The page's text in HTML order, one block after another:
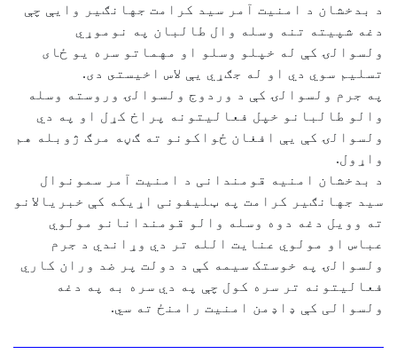
د بدخشان د امنيت آمر سيد کرامت جهانګير وايې چې
دغه شپيته تنه وسله وال طالبان په نوموړي
ولسوالۍ کې له خپلو وسلو او مهماتو سره يو ځاى
تسليم سوي دي او له جګړي يې لاس اخيستى دى.
په جرم ولسوالۍ کې د وردوج ولسوالۍ وروسته وسله
والو طالبانو خپل فعاليتونه پراخ کړل او په دي
ولسوالۍ کې يې افغان ځواکونو ته ګڼه مرګ ژوبله هم
واړول.
د بدخشان امنیه قومندانی د امنیت آمر سمونوال
سید جهانګیر کرامت په ټلیفونی اړیکه کې خبریالانو
ته وویل دغه دوه وسله والو قومندانانو مولوي
عباس او مولوي عنایت الله تر دي وړاندي د جرم
ولسوالۍ په خوستک سیمه کې د دولت پر ضد وران کاري
فعالیتونه تر سره کول چې په دي سره به په دغه
ولسوالی کې ډاډمن امنیت رامنځ ته سي.